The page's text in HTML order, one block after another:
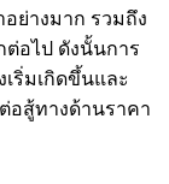
ย่างมาก รวมถึง
ต่อไป ดังนั้นการ
เริ่มเกิดขึ้นและ
อสู้ทางด้านราคา